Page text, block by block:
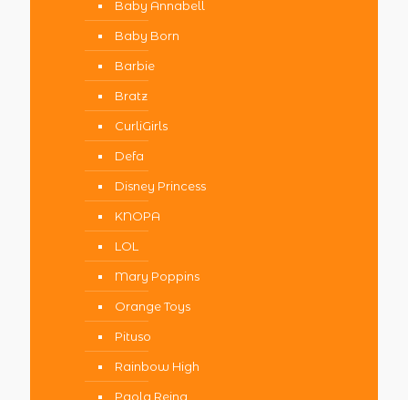
Baby Annabell
Baby Born
Barbie
Bratz
CurliGirls
Defa
Disney Princess
KNOPA
LOL
Mary Poppins
Orange Toys
Pituso
Rainbow High
Paola Reina